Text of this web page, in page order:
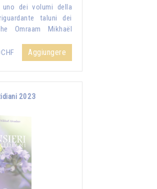
dei volumi della
taluni dei
Omraam Mikhaël
Aggiungere
2023